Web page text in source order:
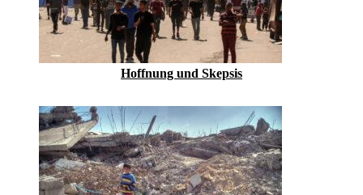
Hoffnung und Skepsis